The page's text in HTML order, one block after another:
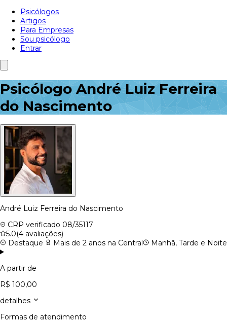
Psicólogos
Artigos
Para Empresas
Sou psicólogo
Entrar
Psicólogo André Luiz Ferreira
do Nascimento
André Luiz Ferreira do Nascimento
CRP verificado 08/35117
5.0(4 avaliações)
Destaque
Mais de 2 anos na Central Manhã, Tarde e Noite
A partir de
R$ 100,00
detalhes
Formas de atendimento